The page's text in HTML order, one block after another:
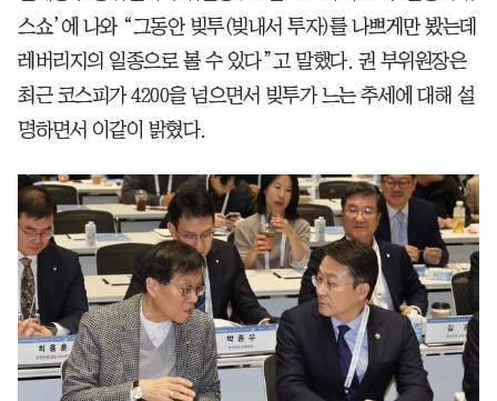
스쇼’에 나와 “그동안 빚투(빚내서 투자)를 나쁘게만 봤는데
레버리지의 일종으로 볼 수 있다”고 말했다. 권 부위원장은
최근 코스피가 4200을 넘으면서 빚투가 느는 추세에 대해 설
명하면서 이같이 밝혔다.